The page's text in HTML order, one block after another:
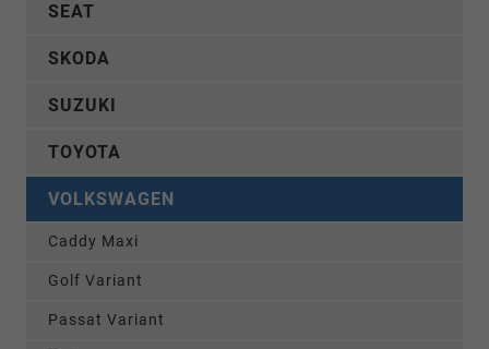
SEAT
SKODA
SUZUKI
TOYOTA
VOLKSWAGEN
Caddy Maxi
Golf Variant
Passat Variant